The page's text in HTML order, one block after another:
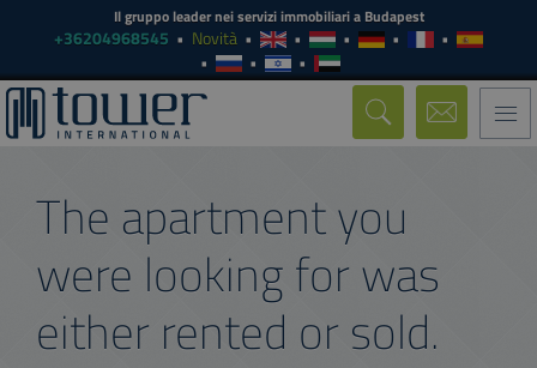
Il gruppo leader nei servizi immobiliari a Budapest
+36204968545 Novità
The apartment you
were looking for was
either rented or sold.